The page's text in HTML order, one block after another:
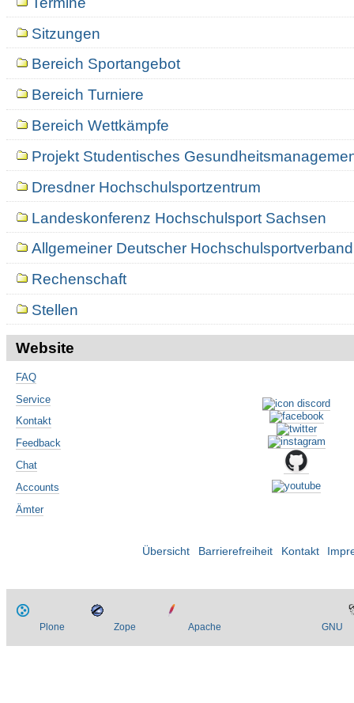
Sitzungen
Bereich Sportangebot
Bereich Turniere
Bereich Wettkämpfe
Projekt Studentisches
Dresdner Hochschulsportzentrum
Landeskonferenz Hochschulsport Sachsen
Allgemeiner Deutscher Hochschulsportverband
Rechenschaft
Stellen
Website
FAQ
Service
Kontakt
Feedback
Chat
Accounts
Ämter
Übersicht Barrierefreiheit Kontakt
Plone Zope Apache GNU